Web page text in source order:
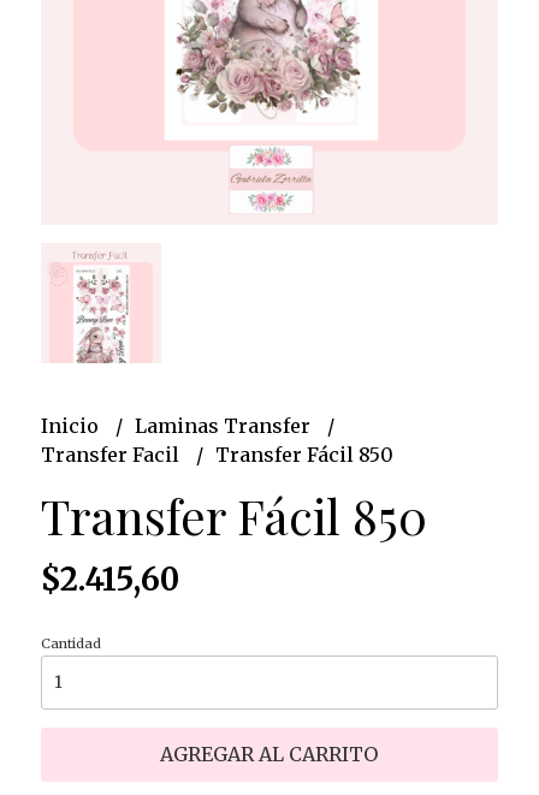
Inicio
Laminas Transfer
Transfer Facil
Transfer Fácil 850
Transfer Fácil 850
$2.415,60
Cantidad
AGREGAR AL CARRITO